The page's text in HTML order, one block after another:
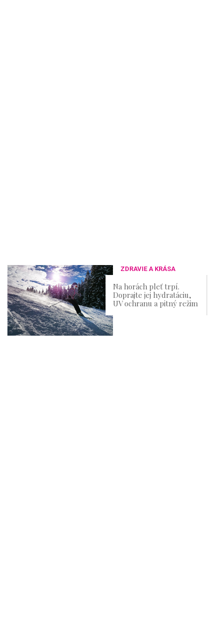
ZDRAVIE A KRÁSA
Na horách pleť trpí.
Doprajte jej hydratáciu,
UV ochranu a pitný režim